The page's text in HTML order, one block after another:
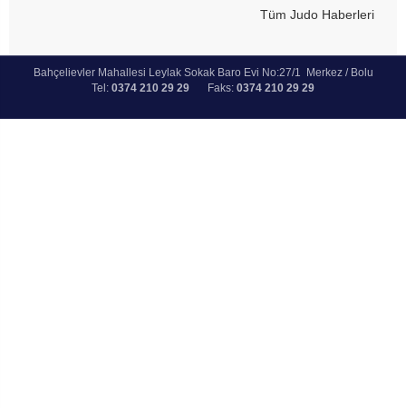
Tüm Judo Haberleri
Bahçelievler Mahallesi Leylak Sokak Baro Evi No:27/1 Merkez / Bolu
Tel: 0374 210 29 29 Faks: 0374 210 29 29